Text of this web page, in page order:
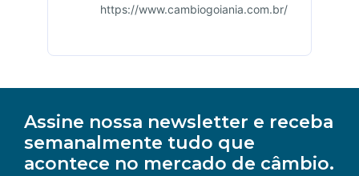
https://www.cambiogoiania.com.br/
Assine nossa newsletter e receba
semanalmente tudo que
acontece no mercado de câmbio.